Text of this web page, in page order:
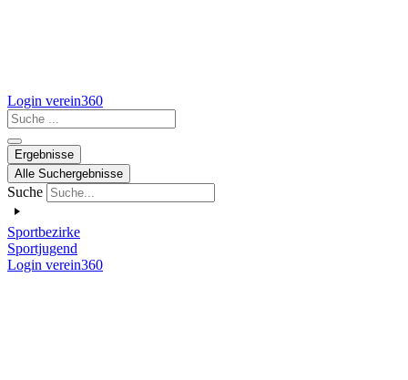
Login verein360
Search
...
Ergebnisse
Alle Suchergebnisse
Suche
Sportbezirke
Sportjugend
Login verein360